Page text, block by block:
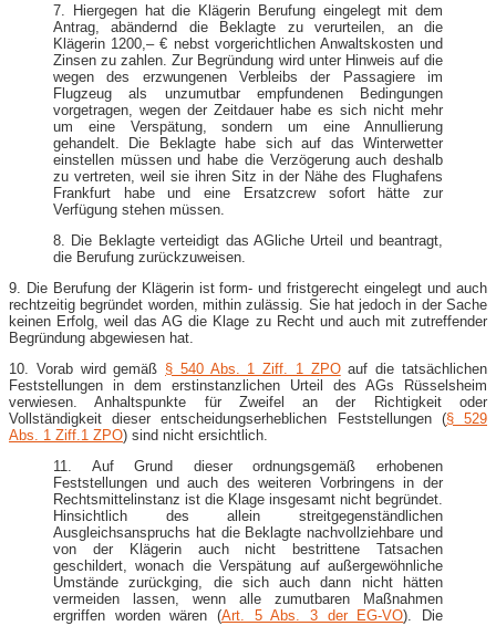
7. Hiergegen hat die Klägerin Berufung eingelegt mit dem
Antrag, abändernd die Beklagte zu verurteilen, an die
Klägerin 1200,– € nebst vorgerichtlichen Anwaltskosten und
Zinsen zu zahlen. Zur Begründung wird unter Hinweis auf die
wegen des erzwungenen Verbleibs der Passagiere im
Flugzeug als unzumutbar empfundenen Bedingungen
vorgetragen, wegen der Zeitdauer habe es sich nicht mehr
um eine Verspätung, sondern um eine Annullierung
gehandelt. Die Beklagte habe sich auf das Winterwetter
einstellen müssen und habe die Verzögerung auch deshalb
zu vertreten, weil sie ihren Sitz in der Nähe des Flughafens
Frankfurt habe und eine Ersatzcrew sofort hätte zur
Verfügung stehen müssen.
8. Die Beklagte verteidigt das AGliche Urteil und beantragt,
die Berufung zurückzuweisen.
9. Die Berufung der Klägerin ist form- und fristgerecht eingelegt und auch
rechtzeitig begründet worden, mithin zulässig. Sie hat jedoch in der Sache
keinen Erfolg, weil das AG die Klage zu Recht und auch mit zutreffender
Begründung abgewiesen hat.
10. Vorab wird gemäß § 540 Abs. 1 Ziff. 1 ZPOauf die tatsächlichen
Feststellungen in dem erstinstanzlichen Urteil des AGs Rüsselsheim
verwiesen. Anhaltspunkte für Zweifel an der Richtigkeit oder
Vollständigkeit dieser entscheidungserheblichen Feststellungen (§ 529
Abs. 1 Ziff.1 ZPO) sind nicht ersichtlich.
11. Auf Grund dieser ordnungsgemäß erhobenen
Feststellungen und auch des weiteren Vorbringens in der
Rechtsmittelinstanz ist die Klage insgesamt nicht begründet.
Hinsichtlich des allein streitgegenständlichen
Ausgleichsanspruchs hat die Beklagte nachvollziehbare und
von der Klägerin auch nicht bestrittene Tatsachen
geschildert, wonach die Verspätung auf außergewöhnliche
Umstände zurückging, die sich auch dann nicht hätten
vermeiden lassen, wenn alle zumutbaren Maßnahmen
ergriffen worden wären (Art. 5 Abs. 3 der EG-VO). Die